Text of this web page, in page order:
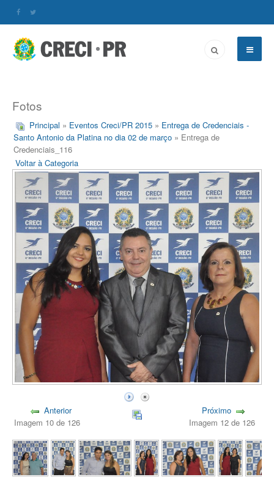
Fotos
Principal » Eventos Creci/PR 2015 » Entrega de Credenciais -
Santo Antonio da Platina no dia 02 de março » Entrega de
Credenciais_116
Voltar à Categoria
Anterior
Imagem 10 de 126
Próximo
Imagem 12 de 126